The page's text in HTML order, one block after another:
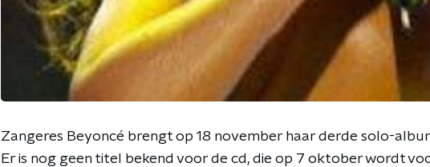
Zangeres Beyoncé brengt op 18 november haar derde solo-
Er is nog geen titel bekend voor de cd, die op 7 oktober wordt